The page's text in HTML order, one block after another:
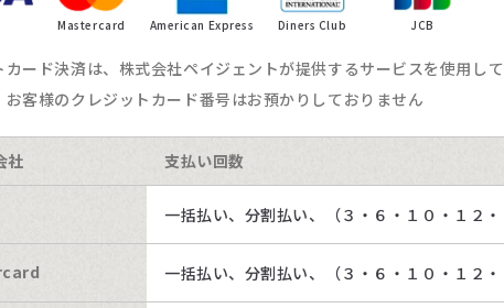
Mastercard American Express Diners Club JCB
カード決済は、株式会社ペイジェントが提供するサービスを使用し
お客様のクレジットカード番号はお預かりしておりません
社 支払い回数
一括払い、分割払い、（３・６・１０・１２・
一括払い、分割払い、（３・６・１０・１２・